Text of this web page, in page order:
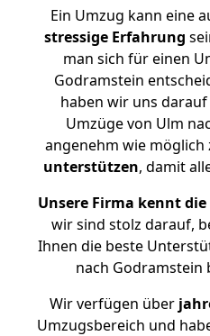
Ein Umzug kann eine
stressige Erfahrung
man sich für einen
Godramstein
haben wir uns
Umzüge von Ulm
angenehm wie möglich
unterstützen, damit
Unsere Firma kennt
wir sind stolz darauf,
Ihnen die beste
nach Godramstein
Wir verfügen über
Umzugsbereich und